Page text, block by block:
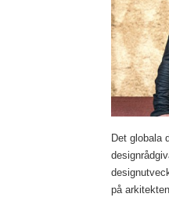
Det globala
på